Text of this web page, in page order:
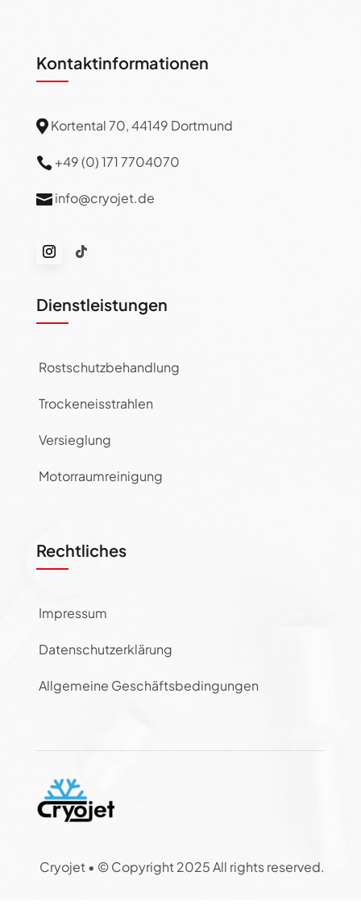
Kontaktinformationen
 Kortental 70, 44149 Dortmund
 +49 (0) 171 7704070
 info@cryojet.de
Dienstleistungen
Rostschutzbehandlung
Trockeneisstrahlen
Versieglung
Motorraumreinigung
Rechtliches
Impressum
Datenschutzerklärung
Allgemeine Geschäftsbedingungen
Cryojet • © Copyright 2025 All rights reserved.